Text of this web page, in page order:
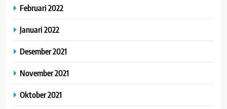
Februari 2022
Januari 2022
Desember 2021
November 2021
Oktober 2021